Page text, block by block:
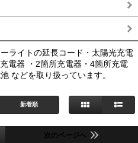
ライトの延長コード・太陽光充電
電器 ・2箇所充電器・4箇所充電
などを取り扱っています。
新着順
次のページへ